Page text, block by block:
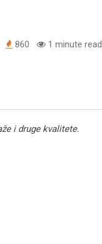
860 1 minute read
i druge kvalitete.